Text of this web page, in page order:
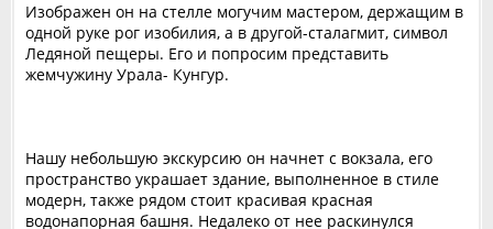
Изображен он на стелле могучим мастером, держащим в
одной руке рог изобилия, а в другой-сталагмит, символ
Ледяной пещеры. Его и попросим представить
жемчужину Урала- Кунгур.
Нашу небольшую экскурсию он начнет с вокзала, его
пространство украшает здание, выполненное в стиле
модерн, также рядом стоит красивая красная
водонапорная башня. Недалеко от нее раскинулся